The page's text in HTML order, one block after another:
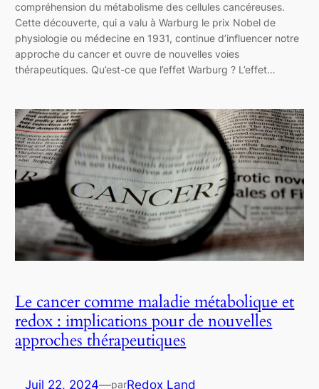
compréhension du métabolisme des cellules cancéreuses.
Cette découverte, qui a valu à Warburg le prix Nobel de
physiologie ou médecine en 1931, continue d’influencer notre
approche du cancer et ouvre de nouvelles voies
thérapeutiques. Qu’est-ce que l’effet Warburg ? L’effet…
Le cancer comme maladie métabolique et
redox : implications pour de nouvelles
approches thérapeutiques
Juil 22, 2024—parRedox Land